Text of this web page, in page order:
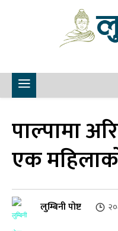
पाल्पामा
एक
लुम्बिनी पोष्ट